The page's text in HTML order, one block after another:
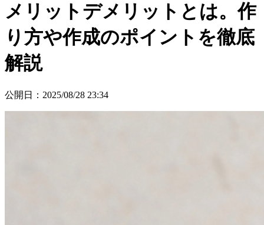
メリットデメリットとは。作
り方や作成のポイントを徹底
解説
公開日 ： 2025/08/28 23:34